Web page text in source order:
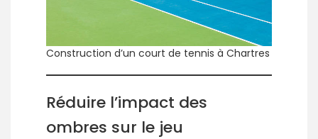
Construction d’un court de tennis à Chartres
Réduire l’impact des
ombres sur le jeu